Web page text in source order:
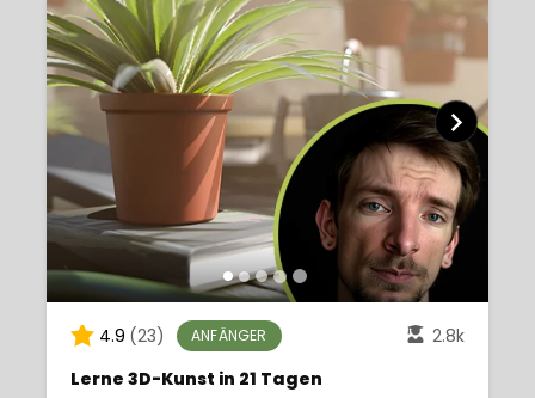
4.9 (23) ANFÄNGER
2.8k
Lerne 3D-Kunst in 21 Tagen